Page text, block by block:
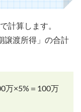
計算します。
譲渡所得」の合計
万×5%＝100万